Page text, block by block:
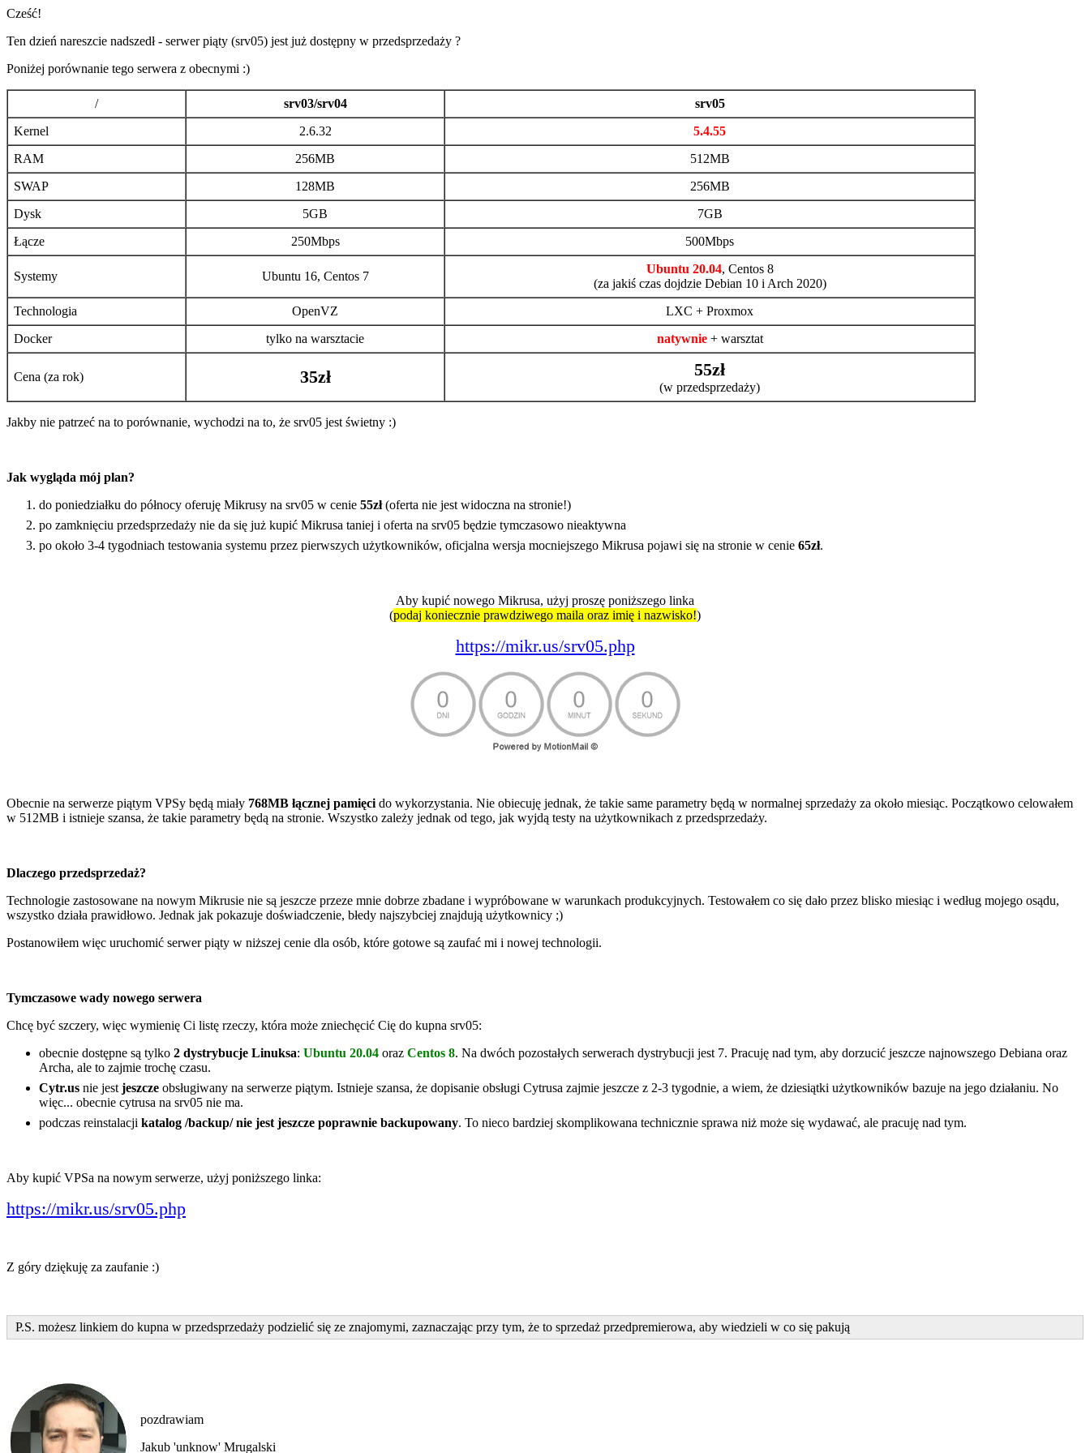
Cześć!
Ten dzień nareszcie nadszedł - serwer piąty (srv05) jest już dostępny w przedsprzedaży ?
Poniżej porównanie tego serwera z obecnymi :)
/ srv03/srv04
srv05
Kernel
2.6.32
5.4.55
RAM
256MB
512MB
SWAP
128MB
256MB
Dysk
5GB
7GB
Łącze
250Mbps 500Mbps
Systemy Ubuntu 16, Centos 7
Ubuntu 20.04, Centos 8
(za jakiś czas dojdzie Debian 10 i Arch 2020)
Technologia
OpenVZ
LXC + Proxmox
Docker
tylko na warsztacie natywnie+ warsztat
Cena (za rok) 35zł 55zł
(w przedsprzedaży)
Jakby nie patrzeć na to porównanie, wychodzi na to, że srv05 jest świetny :)
Jak wygląda mój plan?
do poniedziałku do północy oferuję Mikrusy na srv05 w cenie 55zł(oferta nie jest widoczna na stronie!)
po zamknięciu przedsprzedaży nie da się już kupić Mikrusa taniej i oferta na srv05 będzie tymczasowo nieaktywna
po około 3-4 tygodniach testowania systemu przez pierwszych użytkowników, oficjalna wersja mocniejszego Mikrusa pojawi się na stronie w cenie 65zł.
Aby kupić nowego Mikrusa, użyj proszę poniższego linka
(podaj koniecznie prawdziwego maila oraz imię i nazwisko!)
https://mikr.us/srv05.php
Obecnie na serwerze piątym VPSy będą miały 768MB łącznej pamięci do wykorzystania. Nie obiecuję jednak, że takie same parametry będą w normalnej sprzedaży za około miesiąc. Początkowo celowałem
w 512MB i istnieje szansa, że takie parametry będą na stronie. Wszystko zależy jednak od tego, jak wyjdą testy na użytkownikach z przedsprzedaży.
Dlaczego przedsprzedaż?
Technologie zastosowane na nowym Mikrusie nie są jeszcze przeze mnie dobrze zbadane i wypróbowane w warunkach produkcyjnych. Testowałem co się dało przez blisko miesiąc i według mojego osądu,
wszystko działa prawidłowo. Jednak jak pokazuje doświadczenie, błedy najszybciej znajdują użytkownicy ;)
Postanowiłem więc uruchomić serwer piąty w niższej cenie dla osób, które gotowe są zaufać mi i nowej technologii.
Tymczasowe wady nowego serwera
Chcę być szczery, więc wymienię Ci listę rzeczy, która może zniechęcić Cię do kupna srv05:
obecnie dostępne są tylko 2 dystrybucje Linuksa: Ubuntu 20.04 oraz Centos 8. Na dwóch pozostałych serwerach dystrybucji jest 7. Pracuję nad tym, aby dorzucić jeszcze najnowszego Debiana oraz
Archa, ale to zajmie trochę czasu.
Cytr.us nie jest jeszcze obsługiwany na serwerze piątym. Istnieje szansa, że dopisanie obsługi Cytrusa zajmie jeszcze z 2-3 tygodnie, a wiem, że dziesiątki użytkowników bazuje na jego działaniu. No
więc... obecnie cytrusa na srv05 nie ma.
podczas reinstalacji katalog /backup/ nie jest jeszcze poprawnie backupowany. To nieco bardziej skomplikowana technicznie sprawa niż może się wydawać, ale pracuję nad tym.
Aby kupić VPSa na nowym serwerze, użyj poniższego linka:
https://mikr.us/srv05.php
Z góry dziękuję za zaufanie :)
P.S. możesz linkiem do kupna w przedsprzedaży podzielić się ze znajomymi, zaznaczając przy tym, że to sprzedaż przedpremierowa, aby wiedzieli w co się pakują
pozdrawiam
Jakub 'unknow' Mrugalski